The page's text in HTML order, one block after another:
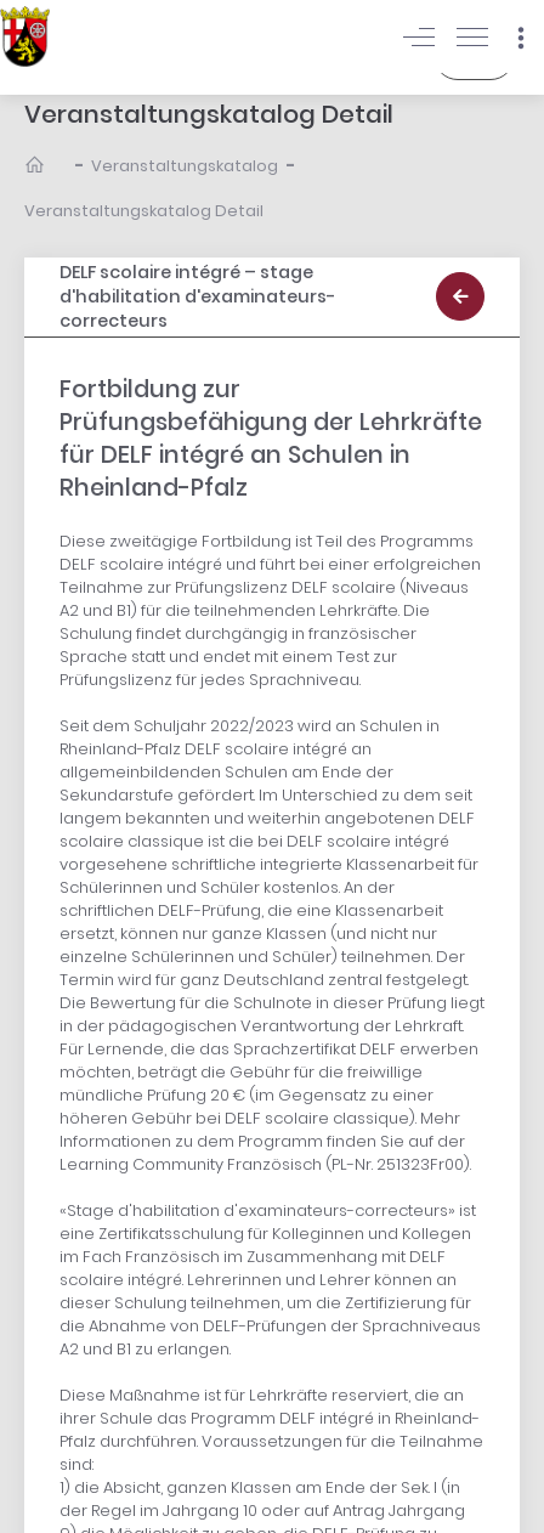
Veranstaltungskatalog Detail
- Veranstaltungskatalog -
Veranstaltungskatalog Detail
DELF scolaire intégré – stage
d'habilitation d'examinateurs-
correcteurs
Fortbildung zur
Prüfungsbefähigung der Lehrkräfte
für DELF intégré an Schulen in
Rheinland-Pfalz
Diese zweitägige Fortbildung ist Teil des Programms
DELF scolaire intégré und führt bei einer erfolgreichen
Teilnahme zur Prüfungslizenz DELF scolaire (Niveaus
A2 und B1) für die teilnehmenden Lehrkräfte. Die
Schulung findet durchgängig in französischer
Sprache statt und endet mit einem Test zur
Prüfungslizenz für jedes Sprachniveau.
Seit dem Schuljahr 2022/2023 wird an Schulen in
Rheinland-Pfalz DELF scolaire intégré an
allgemeinbildenden Schulen am Ende der
Sekundarstufe gefördert. Im Unterschied zu dem seit
langem bekannten und weiterhin angebotenen DELF
scolaire classique ist die bei DELF scolaire intégré
vorgesehene schriftliche integrierte Klassenarbeit für
Schülerinnen und Schüler kostenlos. An der
schriftlichen DELF-Prüfung, die eine Klassenarbeit
ersetzt, können nur ganze Klassen (und nicht nur
einzelne Schülerinnen und Schüler) teilnehmen. Der
Termin wird für ganz Deutschland zentral festgelegt.
Die Bewertung für die Schulnote in dieser Prüfung liegt
in der pädagogischen Verantwortung der Lehrkraft.
Für Lernende, die das Sprachzertifikat DELF erwerben
möchten, beträgt die Gebühr für die freiwillige
mündliche Prüfung 20 € (im Gegensatz zu einer
höheren Gebühr bei DELF scolaire classique). Mehr
Informationen zu dem Programm finden Sie auf der
Learning Community Französisch (PL-Nr. 251323Fr00).
«Stage d'habilitation d'examinateurs-correcteurs» ist
eine Zertifikatsschulung für Kolleginnen und Kollegen
im Fach Französisch im Zusammenhang mit DELF
scolaire intégré. Lehrerinnen und Lehrer können an
dieser Schulung teilnehmen, um die Zertifizierung für
die Abnahme von DELF-Prüfungen der Sprachniveaus
A2 und B1 zu erlangen.
Diese Maßnahme ist für Lehrkräfte reserviert, die an
ihrer Schule das Programm DELF intégré in Rheinland-
Pfalz durchführen. Voraussetzungen für die Teilnahme
sind:
1) die Absicht, ganzen Klassen am Ende der Sek. I (in
der Regel im Jahrgang 10 oder auf Antrag Jahrgang